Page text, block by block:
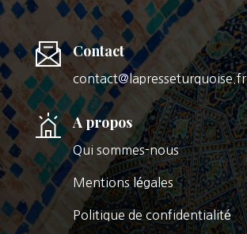
Contact
contact@lapresseturquoise.fr
A propos
Qui sommes-nous
Mentions légales
Politique de confidentialité